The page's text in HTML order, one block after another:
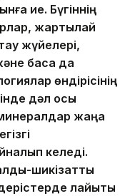
ие. Бүгіннің
жартылай
жүйелері,
басқа да
өндірісінің
дәл осы
жаңа
келеді.
шикізаттық
лайықты